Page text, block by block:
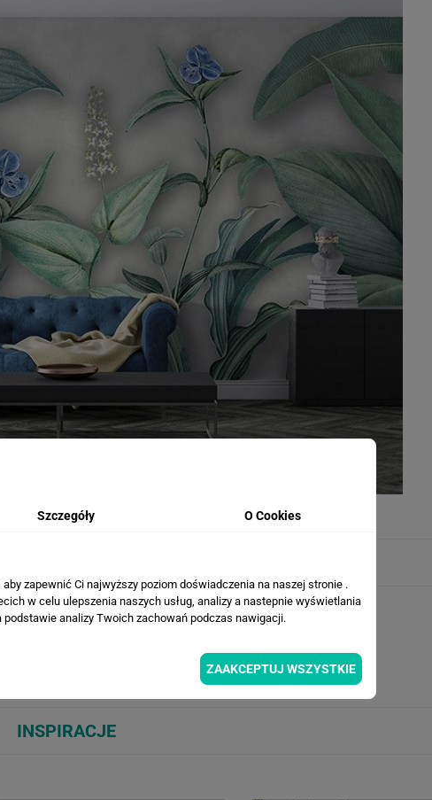
PRODUKTU
INSPIRACJE
Szczegóły O Cookies
zapewnić Ci najwyższy poziom doświadczenia na naszej stronie .
w celu ulepszenia naszych usług, analizy a nastepnie wyświetlania
analizy Twoich zachowań podczas nawigacji.
ZAAKCEPTUJ WSZYSTKIE